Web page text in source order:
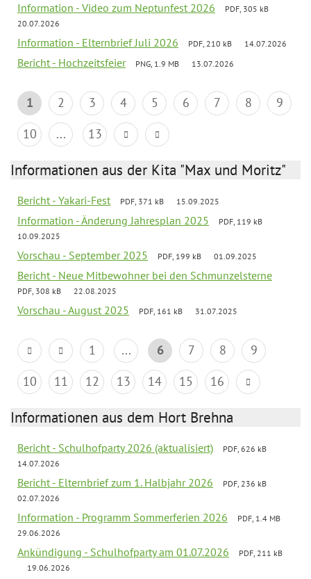
Information - Video zum Neptunfest 2026
PDF, 305 kB
20.07.2026
Information - Elternbrief Juli 2026 PDF, 210 kB 14.07.2026
Bericht - Hochzeitsfeier PNG, 1.9 MB 13.07.2026
1 2 3 4 5 6 7 8
9
10
... 13
Informationen aus der Kita "Max und Moritz"
Bericht - Yakari-Fest PDF, 371 kB 15.09.2025
Information - Änderung Jahresplan 2025
PDF, 119 kB
10.09.2025
Vorschau - September 2025 PDF, 199 kB 01.09.2025
Bericht - Neue Mitbewohner bei den Schmunzelsterne
PDF, 308 kB 22.08.2025
Vorschau - August 2025 PDF, 161 kB 31.07.2025
1 ... 6 7 8
9
10
11 12 13 14 15 16
Informationen aus dem Hort Brehna
Bericht - Schulhofparty 2026 (aktualisiert)
PDF, 626 kB
14.07.2026
Bericht - Elternbrief zum 1. Halbjahr 2026
PDF, 236 kB
02.07.2026
Information - Programm Sommerferien 2026
PDF, 1.4 MB
29.06.2026
Ankündigung - Schulhofparty am 01.07.2026
PDF, 211 kB
19.06.2026